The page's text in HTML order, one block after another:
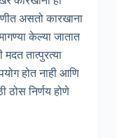
असतो कारखाना
केल्या जातात
तात्पुरत्या
होत नाही आणि
ठोस निर्णय होणे